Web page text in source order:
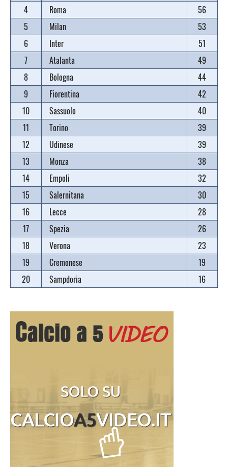
4
Roma
56
5
Milan
53
6
Inter
51
7
Atalanta
49
8
Bologna
44
9
Fiorentina
42
10
Sassuolo
40
11
Torino
39
12
Udinese
39
13
Monza
38
14
Empoli
32
15
Salernitana
30
16
Lecce
28
17
Spezia
26
18
Verona
23
19
Cremonese
19
20
Sampdoria 16